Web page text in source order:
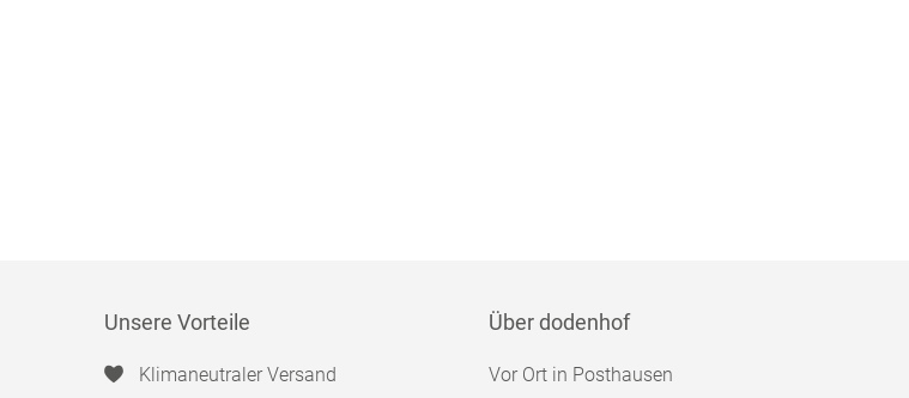
Unsere Vorteile
Klimaneutraler Versand
Über dodenhof
Vor Ort in Posthausen